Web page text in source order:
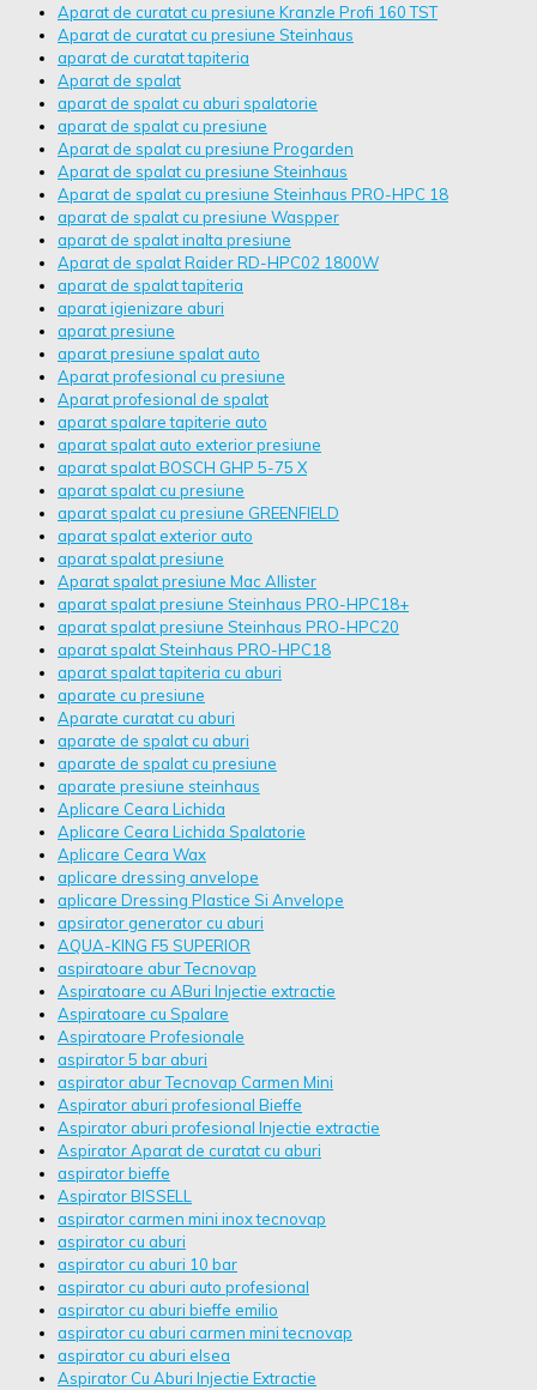
Aparat de curatat cu presiune Kranzle Profi 160 TST
Aparat de curatat cu presiune Steinhaus
aparat de curatat tapiteria
Aparat de spalat
aparat de spalat cu aburi spalatorie
aparat de spalat cu presiune
Aparat de spalat cu presiune Progarden
Aparat de spalat cu presiune Steinhaus
Aparat de spalat cu presiune Steinhaus PRO-HPC 18
aparat de spalat cu presiune Waspper
aparat de spalat inalta presiune
Aparat de spalat Raider RD-HPC02 1800W
aparat de spalat tapiteria
aparat igienizare aburi
aparat presiune
aparat presiune spalat auto
Aparat profesional cu presiune
Aparat profesional de spalat
aparat spalare tapiterie auto
aparat spalat auto exterior presiune
aparat spalat BOSCH GHP 5-75 X
aparat spalat cu presiune
aparat spalat cu presiune GREENFIELD
aparat spalat exterior auto
aparat spalat presiune
Aparat spalat presiune Mac Allister
aparat spalat presiune Steinhaus PRO-HPC18+
aparat spalat presiune Steinhaus PRO-HPC20
aparat spalat Steinhaus PRO-HPC18
aparat spalat tapiteria cu aburi
aparate cu presiune
Aparate curatat cu aburi
aparate de spalat cu aburi
aparate de spalat cu presiune
aparate presiune steinhaus
Aplicare Ceara Lichida
Aplicare Ceara Lichida Spalatorie
Aplicare Ceara Wax
aplicare dressing anvelope
aplicare Dressing Plastice Si Anvelope
apsirator generator cu aburi
AQUA-KING F5 SUPERIOR
aspiratoare abur Tecnovap
Aspiratoare cu ABuri Injectie extractie
Aspiratoare cu Spalare
Aspiratoare Profesionale
aspirator 5 bar aburi
aspirator abur Tecnovap Carmen Mini
Aspirator aburi profesional Bieffe
Aspirator aburi profesional Injectie extractie
Aspirator Aparat de curatat cu aburi
aspirator bieffe
Aspirator BISSELL
aspirator carmen mini inox tecnovap
aspirator cu aburi
aspirator cu aburi 10 bar
aspirator cu aburi auto profesional
aspirator cu aburi bieffe emilio
aspirator cu aburi carmen mini tecnovap
aspirator cu aburi elsea
Aspirator Cu Aburi Injectie Extractie